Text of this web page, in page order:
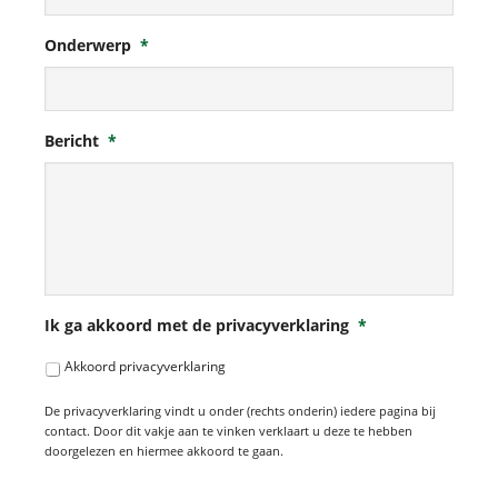
Onderwerp *
Bericht *
Ik ga akkoord met de privacyverklaring *
Akkoord privacyverklaring
De privacyverklaring vindt u onder (rechts onderin) iedere pagina bij
contact. Door dit vakje aan te vinken verklaart u deze te hebben
doorgelezen en hiermee akkoord te gaan.